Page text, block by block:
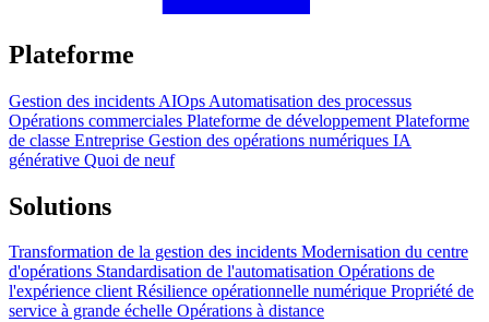
Plateforme
Gestion des incidents AIOps Automatisation des processus
Opérations commerciales Plateforme de développement Plateforme
de classe Entreprise Gestion des opérations numériques IA
générative Quoi de neuf
Solutions
Transformation de la gestion des incidents Modernisation du centre
d'opérations Standardisation de l'automatisation Opérations de
l'expérience clientRésilience opérationnelle numérique Propriété de
service à grande échelle Opérations à distance